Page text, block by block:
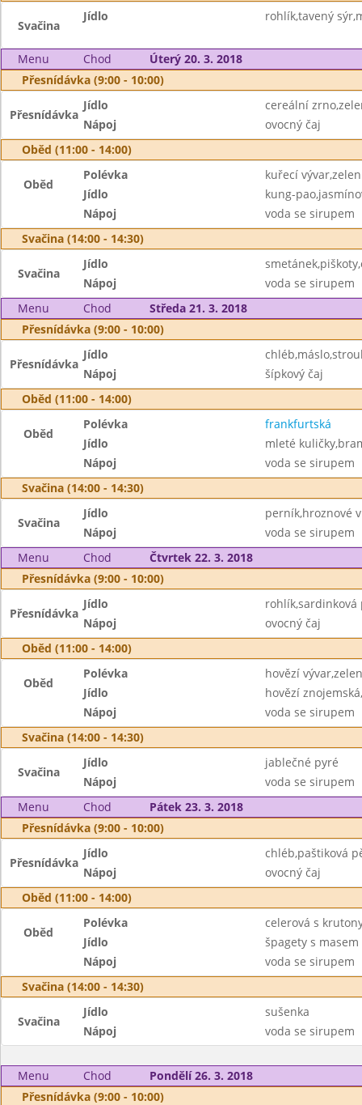
Svačina
Jídlo rohlík,tavený
Menu Chod
Úterý 20. 3. 2018
Přesnídávka (9:00 - 10:00)
Přesnídávka
Jídlo
cereální
Nápoj
ovocný čaj
Oběd (11:00 - 14:00)
Oběd
Polévka
kuřecí
Jídlo
kung-
Nápoj
voda se sirupem
Svačina (14:00 - 14:30)
Svačina
Jídlo
Nápoj
voda se sirupem
Menu
Chod
Středa 21. 3. 2018
Přesnídávka (9:00 - 10:00)
Přesnídávka
Jídlo
Nápoj
šípkový čaj
Oběd (11:00 - 14:00)
Oběd
Polévka
frankfurtská
Jídlo
mleté
Nápoj
voda se sirupem
Svačina (14:00 - 14:30)
Svačina
Jídlo
perník,hroznové
Nápoj
voda se sirupem
Menu
Chod
Čtvrtek 22. 3. 2018
Přesnídávka (9:00 - 10:00)
Přesnídávka
Jídlo
rohlík,sardinková
Nápoj
ovocný čaj
Oběd (11:00 - 14:00)
Oběd
Polévka
hovězí
Jídlo
hovězí
Nápoj
voda se sirupem
Svačina (14:00 - 14:30)
Svačina
Jídlo
jablečné pyré
Nápoj
voda se sirupem
Menu
Chod
Pátek 23. 3. 2018
Přesnídávka (9:00 - 10:00)
Přesnídávka
Jídlo
chléb,paštiková
Nápoj
ovocný čaj
Oběd (11:00 - 14:00)
Oběd
Polévka
celerová s
Jídlo
špagety s
Nápoj
voda se sirupem
Svačina (14:00 - 14:30)
Svačina
Jídlo
sušenka
Nápoj
voda se sirupem
Menu Chod
Pondělí 26. 3. 2018
Přesnídávka (9:00 - 10:00)